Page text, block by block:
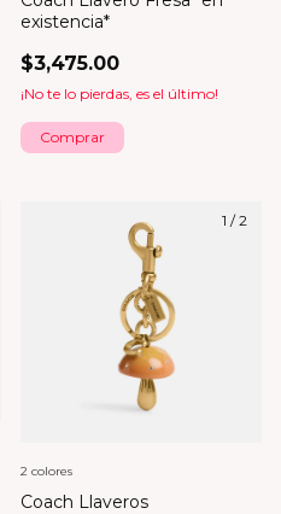
existencia*
$3,475.00
¡No te lo pierdas, es el último!
1 /2
Coach Llaveros
2 colores